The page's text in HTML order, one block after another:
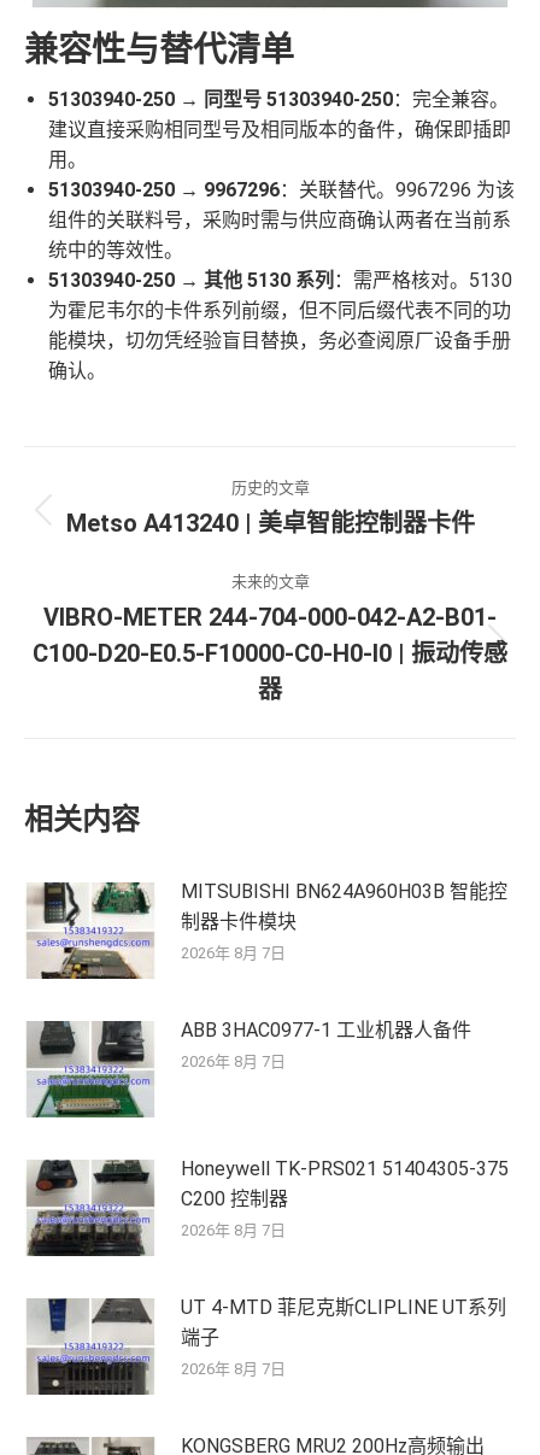
兼容性与替代清单
51303940-250 → 同型号 51303940-250：完全兼容。
建议直接采购相同型号及相同版本的备件，确保即插即
用。
51303940-250 → 9967296：关联替代。9967296 为该
组件的关联料号，采购时需与供应商确认两者在当前系
统中的等效性。
51303940-250 → 其他 5130 系列 ：需严格核对。5130
为霍尼韦尔的卡件系列前缀，但不同后缀代表不同的功
能模块，切勿凭经验盲目替换，务必查阅原厂设备手册
确认。
章
航
历史的文章
历
的
文
章：
Metso A413240 | 美卓智能控制器卡件
未来的文章
未
来
VIBRO-METER 244-704-000-042-A2-B01-
C100-D20-E0.5-F10000-C0-H0-I0 | 振动传感
器
相关内容
MITSUBISHI BN624A960H03B 智能控
制器卡件模块
2026年 8月 7日
ABB 3HAC0977-1 工业机器人备件
2026年 8月 7日
Honeywell TK-PRS021 51404305-375
C200 控制器
2026年 8月 7日
UT 4-MTD 菲尼克斯CLIPLINE UT系列
端子
2026年 8月 7日
KONGSBERG MRU2 200Hz高频输出